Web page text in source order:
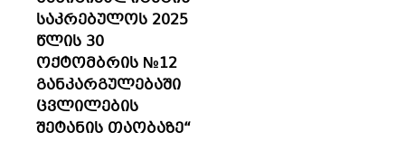
საკრებულოს 2025
წლის 30
ოქტომბრის №12
განკარგულებაში
ცვლილების
შეტანის თაობაზე“